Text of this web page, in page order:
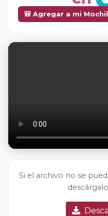
🎒 Agregar a mi
Si el archivo no se